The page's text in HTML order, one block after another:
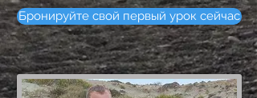
Бронируйте свой первый урок сейчас